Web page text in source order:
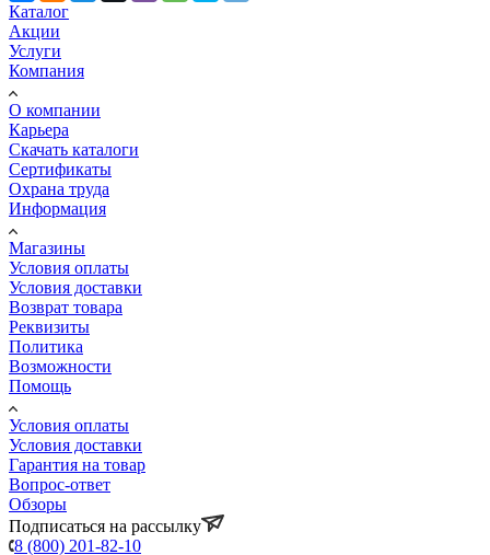
Каталог
Акции
Услуги
Компания
О компании
Карьера
Cкачать каталоги
Сертификаты
Охрана труда
Информация
Магазины
Условия оплаты
Условия доставки
Возврат товара
Реквизиты
Политика
Возможности
Помощь
Условия оплаты
Условия доставки
Гарантия на товар
Вопрос-ответ
Обзоры
Подписаться на рассылку
8 (800) 201-82-10